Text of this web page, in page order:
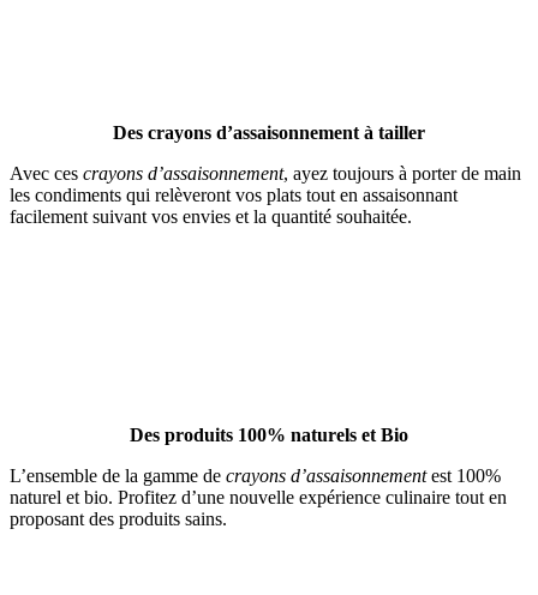
Des crayons d’assaisonnement à tailler
Avec ces crayons d’assaisonnement, ayez toujours à porter de main
les condiments qui relèveront vos plats tout en assaisonnant
facilement suivant vos envies et la quantité souhaitée.
Des produits 100% naturels et Bio
L’ensemble de la gamme de crayons d’assaisonnementest 100%
naturel et bio. Profitez d’une nouvelle expérience culinaire tout en
proposant des produits sains.